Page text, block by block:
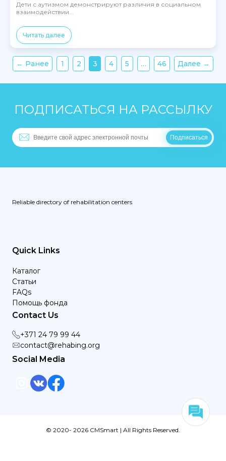
Дети с аутизмом демонстрируют различия в социальном
взаимодействии...
Читать далее
← Ранее 1 2 3 4 5 … 46 Далее →
ПОДПИСАТЬСЯ НА РАССЫЛКУ
Reliable directory of rehabilitation centers
Quick Links
Каталог
Статьи
FAQs
Помощь фонда
Contact Us
+371 24 79 99 44
contact@rehabing.org
Social Media
© 2020- 2026 CMSmart | All Rights Reserved.